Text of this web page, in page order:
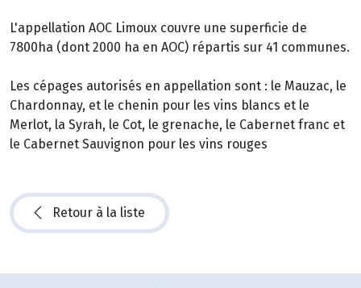
L'appellation AOC Limoux couvre une superficie de
7800ha (dont 2000 ha en AOC) répartis sur 41 communes.
Les cépages autorisés en appellation sont : le Mauzac, le
Chardonnay, et le chenin pour les vins blancs et le
Merlot, la Syrah, le Cot, le grenache, le Cabernet franc et
le Cabernet Sauvignon pour les vins rouges
Retour à la liste